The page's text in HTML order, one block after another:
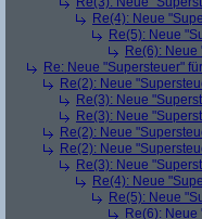
Re(4): Neue
Re(5): Neue
Re(6):
Re: Neue "Supersteuer"
Re(2): Neue
Re(3): Neue
Re(3): Neue
Re(2): Neue
Re(2): Neue
Re(3): Neue
Re(4): Neue
Re(5): Neue
Re(6):